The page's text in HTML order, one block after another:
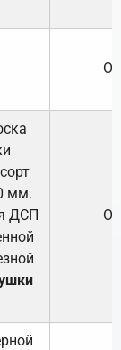
мм.
ДСП